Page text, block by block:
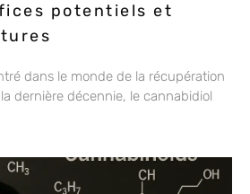
potentiels et
dans le monde de la récupération
dernière décennie, le cannabidiol